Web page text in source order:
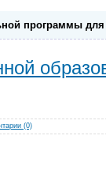
программы
(0)